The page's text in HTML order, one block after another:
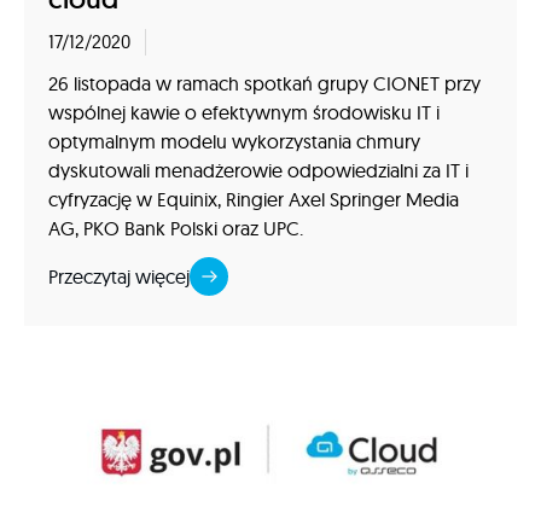
17/12/2020
26 listopada w ramach spotkań grupy CIONET przy
wspólnej kawie o efektywnym środowisku IT i
optymalnym modelu wykorzystania chmury
dyskutowali menadżerowie odpowiedzialni za IT i
cyfryzację w Equinix, Ringier Axel Springer Media
AG, PKO Bank Polski oraz UPC.
Przeczytaj więcej